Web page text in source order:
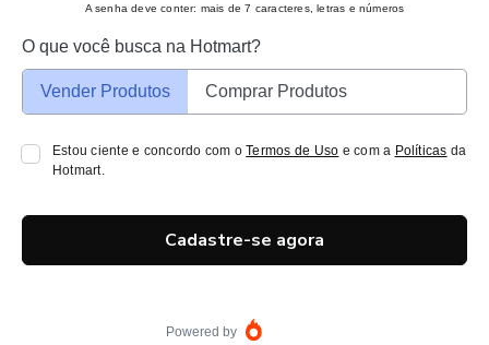
A senha deve conter: mais de 7 caracteres, letras e números
O que você busca na Hotmart?
Vender Produtos Comprar Produtos
Estou ciente e concordo com oTermos de Uso e com a Políticas da
Hotmart.
Cadastre-se agora
Powered by